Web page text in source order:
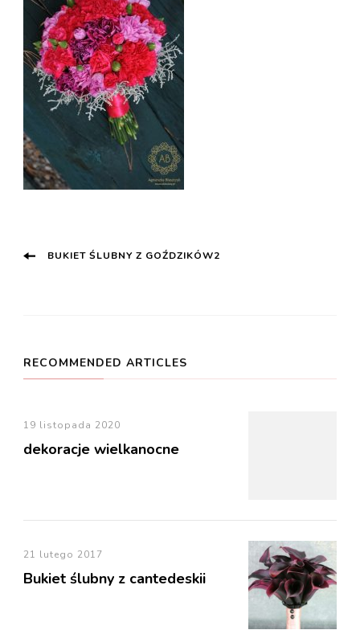
Post
BUKIET ŚLUBNY Z GOŹDZIKÓW2
RECOMMENDED ARTICLES
19 listopada 2020
dekoracje wielkanocne
21 lutego 2017
Bukiet ślubny z cantedeskii